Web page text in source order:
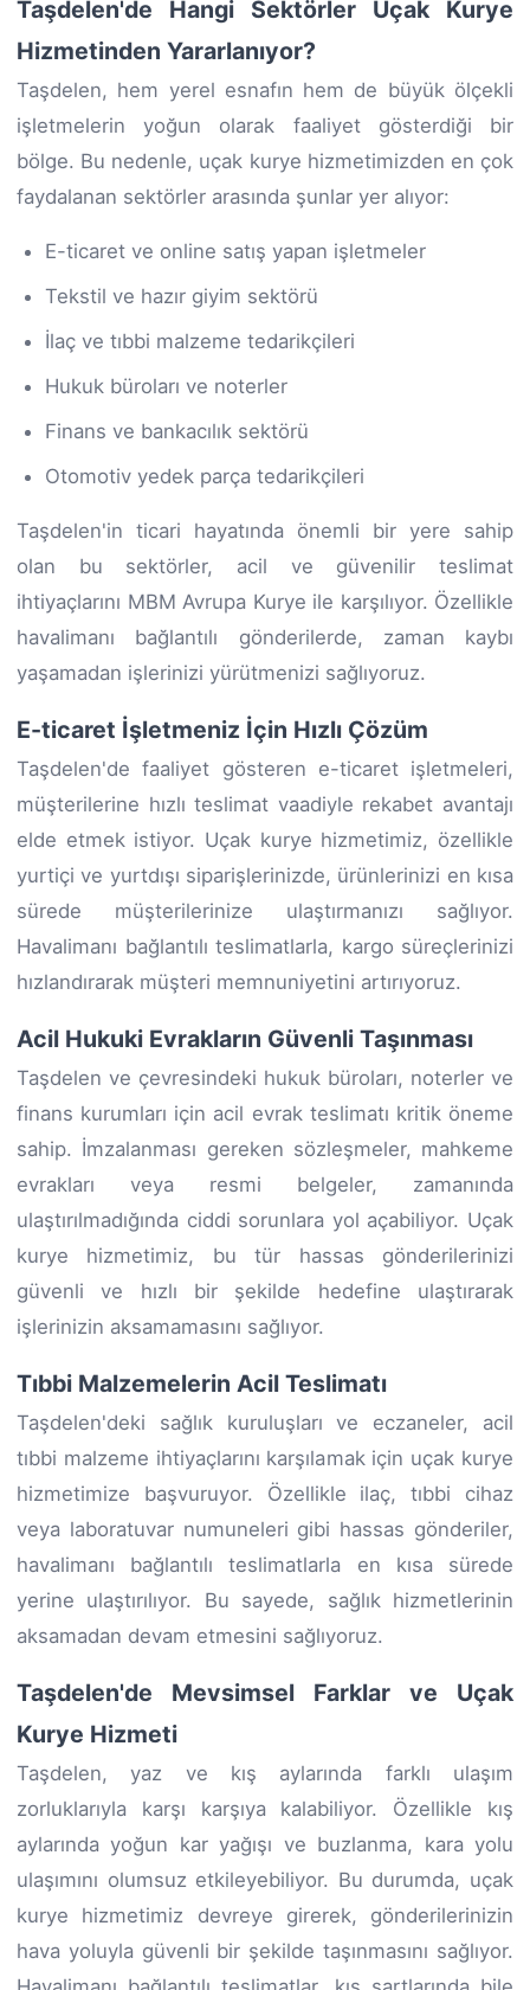
Taşdelen'de Hangi Sektörler Uçak Kurye
Hizmetinden Yararlanıyor?
Taşdelen, hem yerel esnafın hem de büyük ölçekli
işletmelerin yoğun olarak faaliyet gösterdiği bir
bölge. Bu nedenle, uçak kurye hizmetimizden en çok
faydalanan sektörler arasında şunlar yer alıyor:
E-ticaret ve online satış yapan işletmeler
Tekstil ve hazır giyim sektörü
İlaç ve tıbbi malzeme tedarikçileri
Hukuk büroları ve noterler
Finans ve bankacılık sektörü
Otomotiv yedek parça tedarikçileri
Taşdelen'in ticari hayatında önemli bir yere sahip
olan bu sektörler, acil ve güvenilir teslimat
ihtiyaçlarını MBM Avrupa Kurye ile karşılıyor. Özellikle
havalimanı bağlantılı gönderilerde, zaman kaybı
yaşamadan işlerinizi yürütmenizi sağlıyoruz.
E-ticaret İşletmeniz İçin Hızlı Çözüm
Taşdelen'de faaliyet gösteren e-ticaret işletmeleri,
müşterilerine hızlı teslimat vaadiyle rekabet avantajı
elde etmek istiyor. Uçak kurye hizmetimiz, özellikle
yurtiçi ve yurtdışı siparişlerinizde, ürünlerinizi en kısa
sürede müşterilerinize ulaştırmanızı sağlıyor.
Havalimanı bağlantılı teslimatlarla, kargo süreçlerinizi
hızlandırarak müşteri memnuniyetini artırıyoruz.
Acil Hukuki Evrakların Güvenli Taşınması
Taşdelen ve çevresindeki hukuk büroları, noterler ve
finans kurumları için acil evrak teslimatı kritik öneme
sahip. İmzalanması gereken sözleşmeler, mahkeme
evrakları veya resmi belgeler, zamanında
ulaştırılmadığında ciddi sorunlara yol açabiliyor. Uçak
kurye hizmetimiz, bu tür hassas gönderilerinizi
güvenli ve hızlı bir şekilde hedefine ulaştırarak
işlerinizin aksamamasını sağlıyor.
Tıbbi Malzemelerin Acil Teslimatı
Taşdelen'deki sağlık kuruluşları ve eczaneler, acil
tıbbi malzeme ihtiyaçlarını karşılamak için uçak kurye
hizmetimize başvuruyor. Özellikle ilaç, tıbbi cihaz
veya laboratuvar numuneleri gibi hassas gönderiler,
havalimanı bağlantılı teslimatlarla en kısa sürede
yerine ulaştırılıyor. Bu sayede, sağlık hizmetlerinin
aksamadan devam etmesini sağlıyoruz.
Taşdelen'de Mevsimsel Farklar ve Uçak
Kurye Hizmeti
Taşdelen, yaz ve kış aylarında farklı ulaşım
zorluklarıyla karşı karşıya kalabiliyor. Özellikle kış
aylarında yoğun kar yağışı ve buzlanma, kara yolu
ulaşımını olumsuz etkileyebiliyor. Bu durumda, uçak
kurye hizmetimiz devreye girerek, gönderilerinizin
hava yoluyla güvenli bir şekilde taşınmasını sağlıyor.